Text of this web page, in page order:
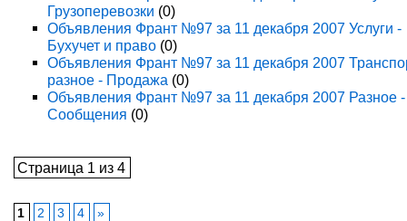
Грузоперевозки (0)
Объявления Франт №97 за 11 декабря 2007 Услуги -
Бухучет и право (0)
Объявления Франт №97 за 11 декабря 2007
разное - Продажа (0)
Объявления Франт №97 за 11 декабря 2007 Разное -
Сообщения (0)
Страница 1 из 4
1 2 3 4 »